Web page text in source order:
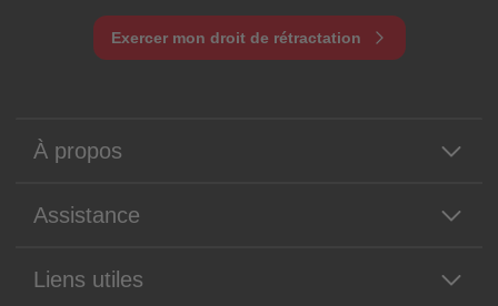
Exercer mon droit de rétractation
À propos
Assistance
Liens utiles